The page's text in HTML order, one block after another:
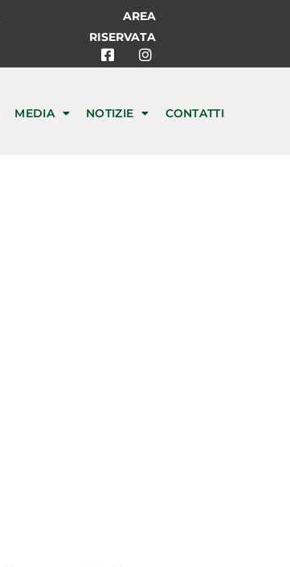
AREA
RISERVATA
MEDIA NOTIZIE CONTATTI